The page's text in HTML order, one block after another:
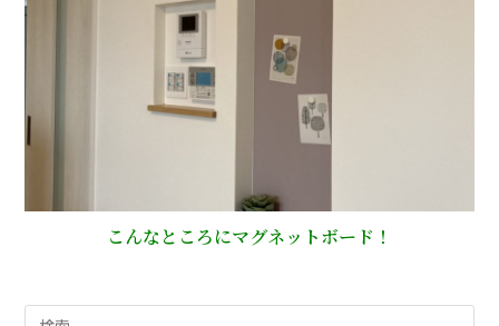
こんなところにマグネットボード！